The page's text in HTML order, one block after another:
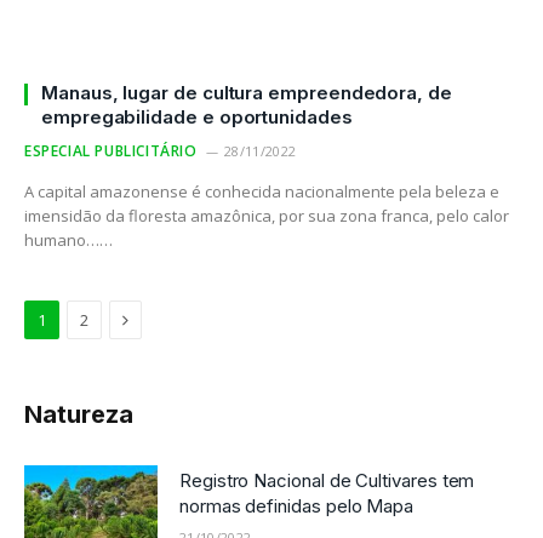
Manaus, lugar de cultura empreendedora, de
empregabilidade e oportunidades
ESPECIAL PUBLICITÁRIO 28/11/2022
A capital amazonense é conhecida nacionalmente pela beleza e
imensidão da floresta amazônica, por sua zona franca, pelo calor
humano……
1 2 Próximo
Natureza
Registro Nacional de Cultivares tem
normas definidas pelo Mapa